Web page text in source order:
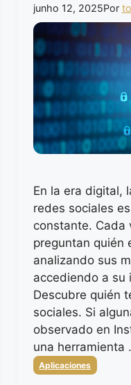
junho 12, 2025Por
En la era digital,
redes sociales
constante. Cada
preguntan quién
analizando sus
accediendo a su
Descubre quién
sociales. Si
observado en
una herramienta
Categorias
Aplicaciones